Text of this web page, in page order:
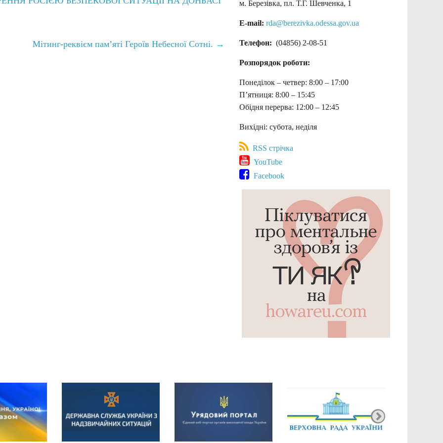
Мітинг-реквієм пам’яті Героїв Небесної Сотні. →
м. Березівка, пл. Т.Г. Шевченка, 1
E-mail: rda@berezivka.odessa.gov.ua
Телефон: (04856) 2-08-51
Розпорядок роботи:
Понеділок – четвер: 8:00 – 17:00
П’ятниця: 8:00 – 15:45
Обідня перерва: 12:00 – 12:45
Вихідні: субота, неділя
RSS стрічка
YouTube
Facebook